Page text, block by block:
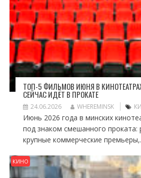
ТОП-5 ФИЛЬМОВ ИЮНЯ В
СЕЙЧАС ИДЁТ В ПРОКАТЕ
24.06.2026 WHEREMINSK
Июнь 2026 года в минских
под знаком смешанного проката:
крупные коммерческие
КИНО